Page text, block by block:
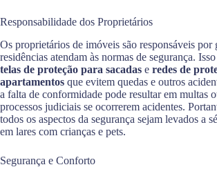
Responsabilidade dos Proprietários
Os proprietários de imóveis são responsáveis por
residências atendam às normas de segurança.
telas de proteção para sacadas e redes de
apartamentos que evitem quedas e outros
a falta de conformidade pode resultar em multas
processos judiciais se ocorrerem acidentes.
todos os aspectos da segurança sejam levados a
em lares com crianças e pets.
Segurança e Conforto